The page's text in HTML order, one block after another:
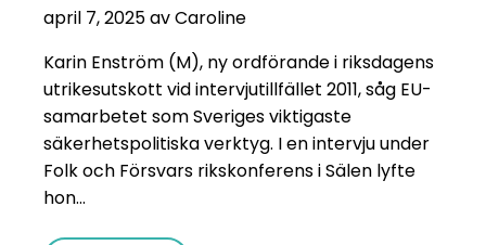
april 7, 2025 av Caroline
Karin Enström (M), ny ordförande i riksdagens
utrikesutskott vid intervjutillfället 2011, såg EU-
samarbetet som Sveriges viktigaste
säkerhetspolitiska verktyg. I en intervju under
Folk och Försvars rikskonferens i Sälen lyfte
hon...